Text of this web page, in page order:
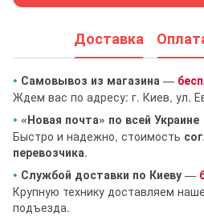
Доставка
• Самовывоз из магазина —
Ждем вас по адресу: г. Киев, ул.
• «Новая почта» по всей Украине
Быстро и надежно, стоимость
перевозчика.
• Службой доставки по Киеву —
Крупную технику доставляем
подъезда.